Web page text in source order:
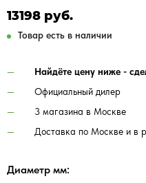
13198 руб.
Товар есть в наличии
Найдёте цену ниже -
Официальный дилер
3 магазина в Москве
Доставка по Москве и в
Диаметр мм: